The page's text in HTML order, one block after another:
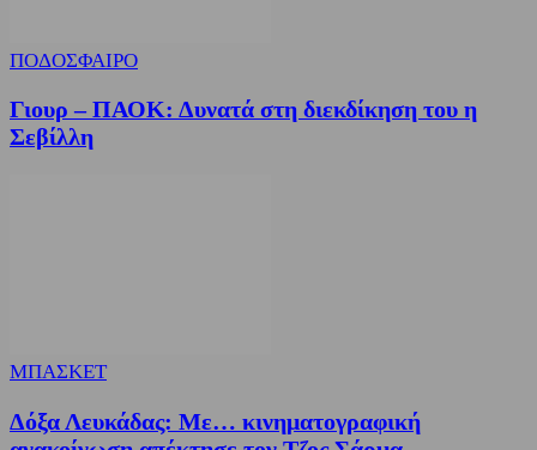
ΠΟΔΟΣΦΑΙΡΟ
Γιουρ – ΠΑΟΚ: Δυνατά στη διεκδίκηση του η
Σεβίλλη
ΜΠΑΣΚΕΤ
Δόξα Λευκάδας: Με… κινηματογραφική